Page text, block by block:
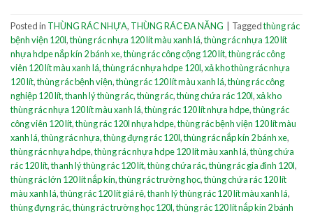
Posted in THÙNG RÁC NHỰA, THÙNG RÁC ĐA NĂNG Taggedthùng rác
bệnh viện 120l,thùng rác nhựa 120 lít màu xanh lá,thùng rác nhựa 120 lít
nhựa hdpe nắp kín 2 bánh xe,thùng rác công cộng 120 lít,thùng rác công
viên 120 lít màu xanh lá,thùng rác nhựa hdpe 120l,xả kho thùng rác nhựa
120 lít,thùng rác bệnh viện,thùng rác 120 lít màu xanh lá,thùng rác công
nghiệp 120 lít,thanh lý thùng rác,thùng rác,thùng chứa rác 120l,xả kho
thùng rác nhựa 120 lít màu xanh lá,thùng rác 120 lít nhựa hdpe,thùng rác
công viên 120 lít,thùng rác 120l nhựa hdpe,thùng rác bệnh viện 120 lít màu
xanh lá,thùng rác nhựa,thùng đựng rác 120l,thùng rác nắp kín 2 bánh xe,
thùng rác nhựa hdpe,thùng rác nhựa hdpe 120 lít màu xanh lá,thùng chứa
rác 120 lít,thanh lý thùng rác 120 lít,thùng chứa rác,thùng rác gia đình 120l,
thùng rác lớn 120 lít nắp kín,thùng rác trường học,thùng chứa rác 120 lít
màu xanh lá,thùng rác 120 lít giá rẻ,thanh lý thùng rác 120 lít màu xanh lá,
thùng đựng rác,thùng rác trường học 120l,thùng rác 120 lít nắp kín 2 bánh